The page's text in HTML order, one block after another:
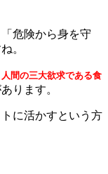
危険から身を守
。
人間の三大欲求である食
ります。
に活かすという方